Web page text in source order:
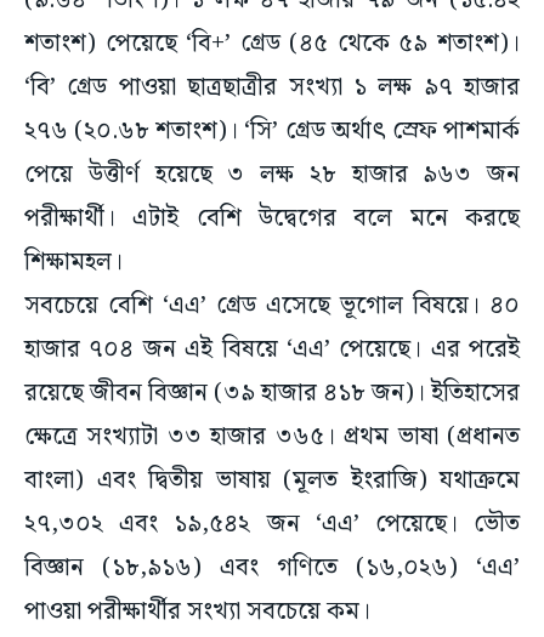
শতাংশ) পেয়েছে ‘বি+’ গ্রেড (৪৫ থেকে ৫৯ শতাংশ)।
‘বি’ গ্রেড পাওয়া ছাত্রছাত্রীর সংখ্যা ১ লক্ষ ৯৭ হাজার
২৭৬ (২০.৬৮ শতাংশ)। ‘সি’ গ্রেড অর্থাৎ স্রেফ পাশমার্ক
পেয়ে উত্তীর্ণ হয়েছে ৩ লক্ষ ২৮ হাজার ৯৬৩ জন
পরীক্ষার্থী। এটাই বেশি উদ্বেগের বলে মনে করছে
শিক্ষামহল।
সবচেয়ে বেশি ‘এএ’ গ্রেড এসেছে ভূগোল বিষয়ে। ৪০
হাজার ৭০৪ জন এই বিষয়ে ‘এএ’ পেয়েছে। এর পরেই
রয়েছে জীবন বিজ্ঞান (৩৯ হাজার ৪১৮ জন)। ইতিহাসের
ক্ষেত্রে সংখ্যাটা ৩৩ হাজার ৩৬৫। প্রথম ভাষা (প্রধানত
বাংলা) এবং দ্বিতীয় ভাষায় (মূলত ইংরাজি) যথাক্রমে
২৭,৩০২ এবং ১৯,৫৪২ জন ‘এএ’ পেয়েছে। ভৌত
বিজ্ঞান (১৮,৯১৬) এবং গণিতে (১৬,০২৬) ‘এএ’
পাওয়া পরীক্ষার্থীর সংখ্যা সবচেয়ে কম।